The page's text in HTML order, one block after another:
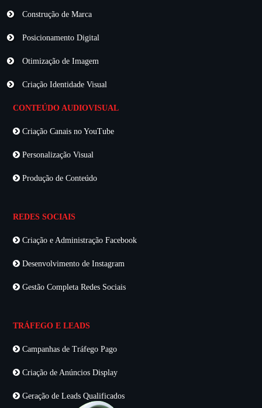
Construção de Marca
Posicionamento Digital
Otimização de Imagem
Criação Identidade Visual
CONTEÚDO AUDIOVISUAL
Criação Canais no YouTube
Personalização Visual
Produção de Conteúdo
REDES SOCIAIS
Criação e Administração Facebook
Desenvolvimento de Instagram
Gestão Completa Redes Sociais
TRÁFEGO E LEADS
Campanhas de Tráfego Pago
Criação de Anúncios Display
Geração de Leads Qualificados